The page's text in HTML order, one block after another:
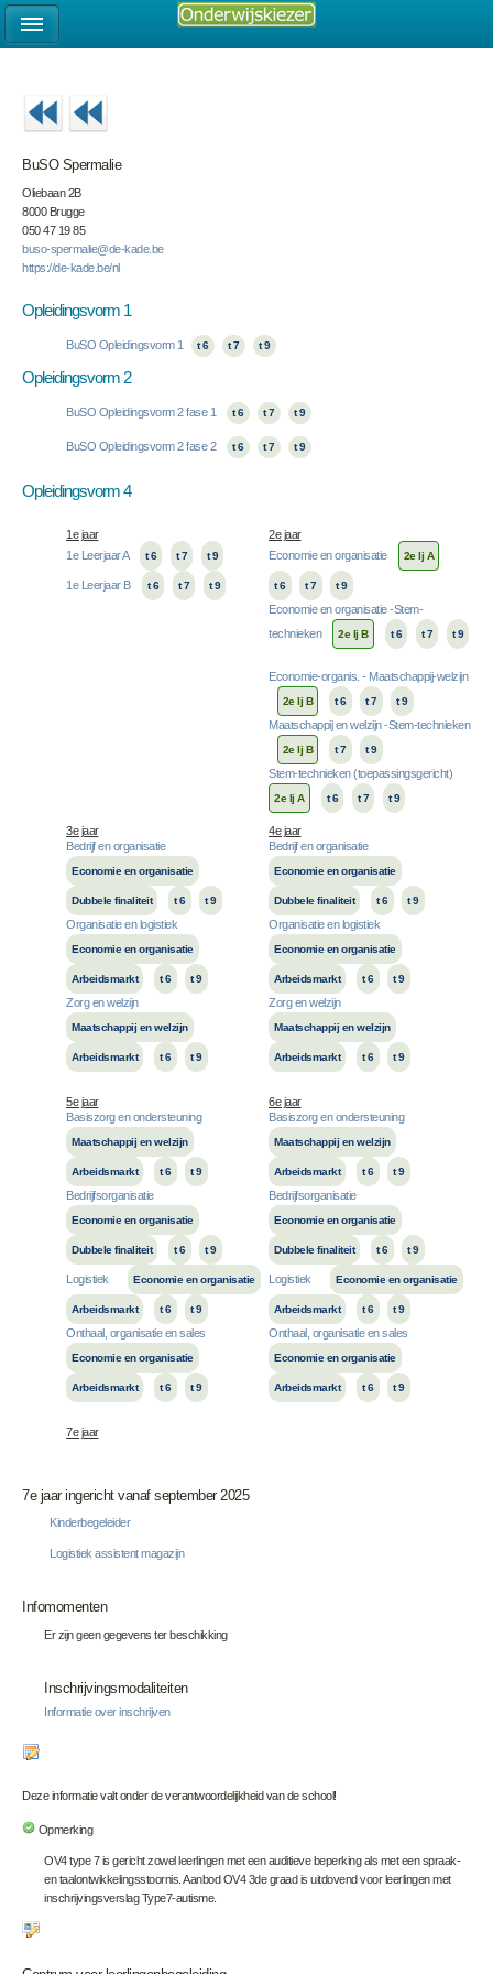
BuSO Spermalie
Oliebaan 2B
8000 Brugge
050 47 19 85
buso-spermalie@de-kade.be
https://de-kade.be/nl
Opleidingsvorm 1
BuSO Opleidingsvorm 1 t 6 t 7 t 9
Opleidingsvorm 2
BuSO Opleidingsvorm 2 fase 1 t 6 t 7 t 9
BuSO Opleidingsvorm 2 fase 2 t 6 t 7 t 9
Opleidingsvorm 4
1e jaar
2e jaar
1e Leerjaar A
t 6 t 7 t 9
1e Leerjaar B t 6 t 7 t 9
Economie en organisatie 2e lj A
t 6 t 7 t 9
Economie en organisatie -Stem-
technieken
2e lj B t 6 t 7 t 9
Economie-organis. - Maatschappij-welzijn
2e lj B t 6 t 7 t 9
Maatschappij en welzijn -Stem-technieken
2e lj B t 7 t 9
Stem-technieken (toepassingsgericht)
2e lj A t 6 t 7 t 9
3e jaar
4e jaar
Bedrijf en organisatie
Economie en organisatie
Dubbele finaliteit t 6 t 9
Organisatie en logistiek
Economie en organisatie
Arbeidsmarkt t 6 t 9
Zorg en welzijn
Maatschappij en welzijn
Arbeidsmarkt t 6 t 9
Bedrijf en organisatie
Economie en organisatie
Dubbele finaliteit t 6 t 9
Organisatie en logistiek
Economie en organisatie
Arbeidsmarkt t 6 t 9
Zorg en welzijn
Maatschappij en welzijn
Arbeidsmarkt t 6 t 9
5e jaar
6e jaar
Basiszorg en ondersteuning
Maatschappij en welzijn
Arbeidsmarkt t 6 t 9
Bedrijfsorganisatie
Economie en organisatie
Dubbele finaliteit t 6 t 9
Logistiek Economie en organisatie
Arbeidsmarkt t 6 t 9
Onthaal, organisatie en sales
Economie en organisatie
Arbeidsmarkt t 6 t 9
Basiszorg en ondersteuning
Maatschappij en welzijn
Arbeidsmarkt t 6 t 9
Bedrijfsorganisatie
Economie en organisatie
Dubbele finaliteit t 6 t 9
Logistiek Economie en organisatie
Arbeidsmarkt t 6 t 9
Onthaal, organisatie en sales
Economie en organisatie
Arbeidsmarkt t 6 t 9
7e jaar
7e jaar ingericht vanaf september 2025
Kinderbegeleider
Logistiek assistent magazijn
Infomomenten
Er zijn geen gegevens ter beschikking
Inschrijvingsmodaliteiten
Informatie over inschrijven
Deze informatie valt onder de verantwoordelijkheid van de school!
Opmerking
OV4 type 7 is gericht zowel leerlingen met een auditieve beperking als met een spraak-
en taalontwikkelingsstoornis. Aanbod OV4 3de graad is uitdovend voor leerlingen met
inschrijvingsverslag Type7-autisme.